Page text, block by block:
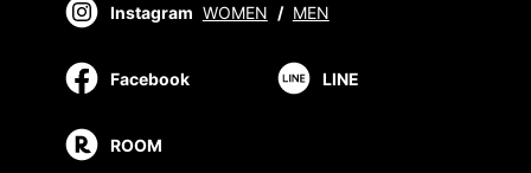
Instagram WOMEN / MEN
Facebook LINE
ROOM